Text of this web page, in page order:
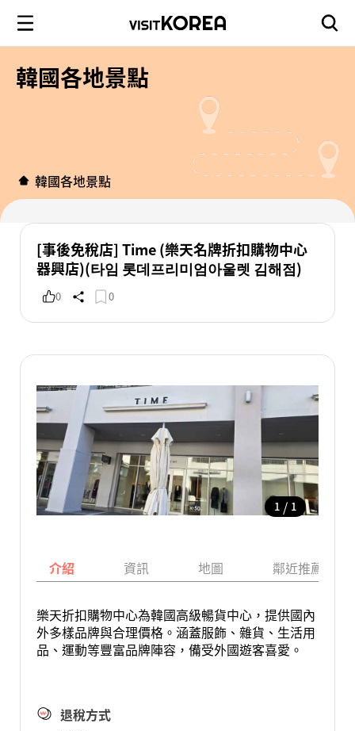
韓國各地景點
韓國各地景點
[事後免稅店] Time (樂天名牌折扣購物中心
器興店)(타임 롯데프리미엄아울렛 김해점)
0 0
1 / 1
介紹 資訊 地圖 鄰近推薦景點
樂天折扣購物中心為韓國高級暢貨中心，提供國內
外多樣品牌與合理價格。涵蓋服飾、雜貨、生活用
品、運動等豐富品牌陣容，備受外國遊客喜愛。
退稅方式